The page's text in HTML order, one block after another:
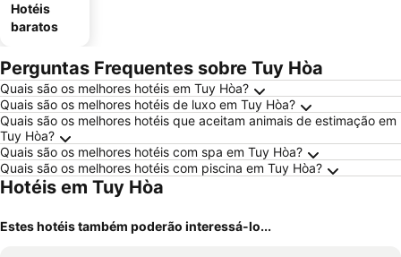
Hotéis
baratos
Perguntas Frequentes sobre Tuy Hòa
Quais são os melhores hotéis em Tuy Hòa?
Quais são os melhores hotéis de luxo em Tuy Hòa?
Quais são os melhores hotéis que aceitam animais de estimação em
Tuy Hòa?
Quais são os melhores hotéis com spa em Tuy Hòa?
Quais são os melhores hotéis com piscina em Tuy Hòa?
Hotéis em Tuy Hòa
Estes hotéis também poderão interessá-lo...